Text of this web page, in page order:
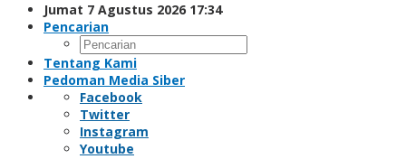
Jumat 7 Agustus 2026 17:34
Pencarian
Tentang Kami
Pedoman Media Siber
Facebook
Twitter
Instagram
Youtube